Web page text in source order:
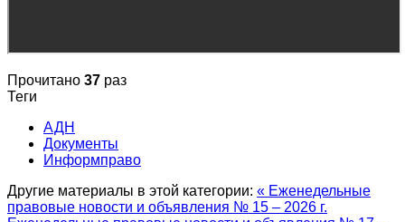
Прочитано 37 раз
Теги
АДН
Документы
Информправо
Другие материалы в этой категории: « Еженедельные
правовые новости и объявления № 15 – 2026 г.